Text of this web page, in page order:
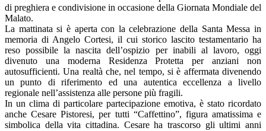
di preghiera e condivisione in occasione della Giornata Mondiale del
Malato.
La mattinata si è aperta con la celebrazione della Santa Messa in
memoria di Angelo Cortesi, il cui storico lascito testamentario ha
reso possibile la nascita dell’ospizio per inabili al lavoro, oggi
divenuto una moderna Residenza Protetta per anziani non
autosufficienti. Una realtà che, nel tempo, si è affermata divenendo
un punto di riferimento ed una autentica eccellenza a livello
regionale nell’assistenza alle persone più fragili.
In un clima di particolare partecipazione emotiva, è stato ricordato
anche Cesare Pistoresi, per tutti “Caffettino”, figura amatissima e
simbolica della vita cittadina. Cesare ha trascorso gli ultimi anni